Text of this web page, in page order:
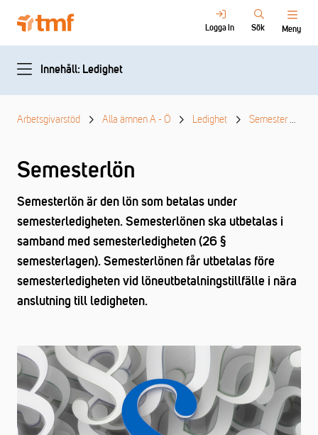
Logga in Sök Meny
Innehåll: Ledighet
Arbetsgivarstöd Alla ämnen A - Ö Ledighet Semester
Semesterlön
Semesterlön är den lön som betalas under
semesterledigheten. Semesterlönen ska utbetalas i
samband med semesterledigheten (26 §
semesterlagen). Semesterlönen får utbetalas före
semesterledigheten vid löneutbetalningstillfälle i nära
anslutning till ledigheten.